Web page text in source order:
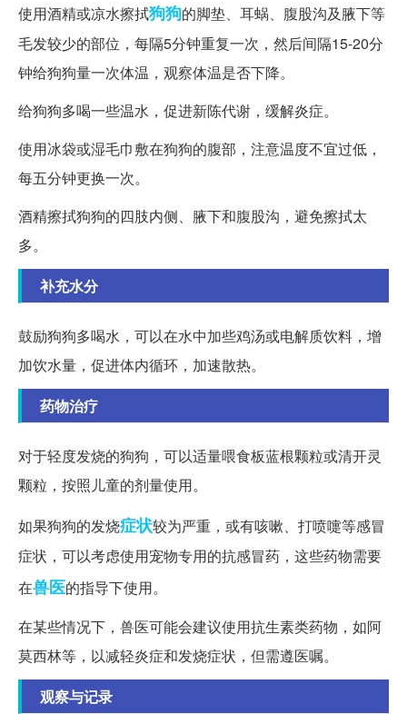
使用酒精或凉水擦拭狗狗的脚垫、耳蜗、腹股沟及腋下等
毛发较少的部位，每隔5分钟重复一次，然后间隔15-20分
钟给狗狗量一次体温，观察体温是否下降。
给狗狗多喝一些温水，促进新陈代谢，缓解炎症。
使用冰袋或湿毛巾敷在狗狗的腹部，注意温度不宜过低，
每五分钟更换一次。
酒精擦拭狗狗的四肢内侧、腋下和腹股沟，避免擦拭太
多。
补充水分
鼓励狗狗多喝水，可以在水中加些鸡汤或电解质饮料，增
加饮水量，促进体内循环，加速散热。
药物治疗
对于轻度发烧的狗狗，可以适量喂食板蓝根颗粒或清开灵
颗粒，按照儿童的剂量使用。
如果狗狗的发烧症状较为严重，或有咳嗽、打喷嚏等感冒
症状，可以考虑使用宠物专用的抗感冒药，这些药物需要
在兽医的指导下使用。
在某些情况下，兽医可能会建议使用抗生素类药物，如阿
莫西林等，以减轻炎症和发烧症状，但需遵医嘱。
观察与记录